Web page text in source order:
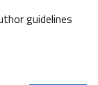
guidelines